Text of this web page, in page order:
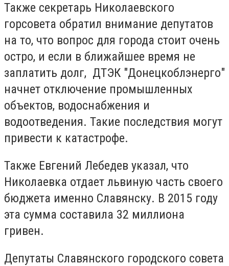
Также секретарь Николаевского
горсовета обратил внимание депутатов
на то, что вопрос для города стоит очень
остро, и если в ближайшее время не
заплатить долг, ДТЭК "Донецкоблэнерго"
начнет отключение промышленных
объектов, водоснабжения и
водоотведения. Такие последствия могут
привести к катастрофе.
Также Евгений Лебедев указал, что
Николаевка отдает львиную часть своего
бюджета именно Славянску. В 2015 году
эта сумма составила 32 миллиона
гривен.
Депутаты Славянского городского совета